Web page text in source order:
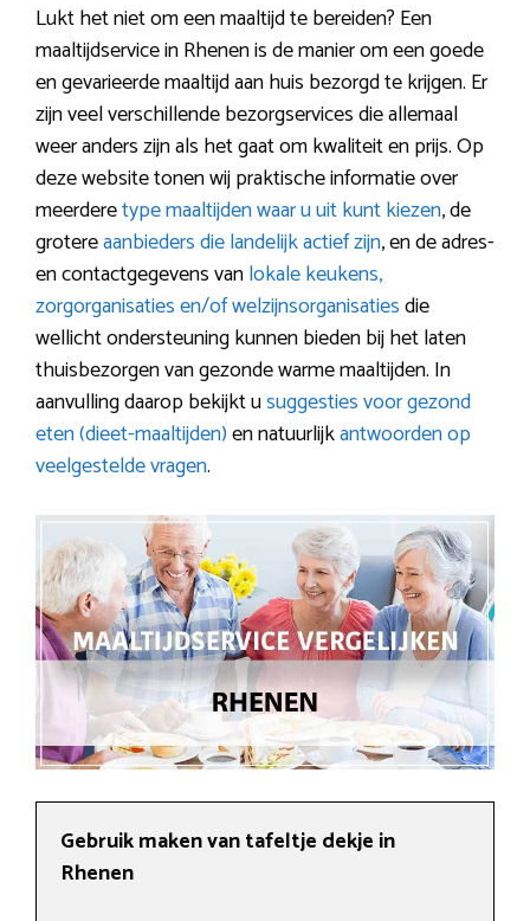
Lukt het niet om een maaltijd te bereiden? Een
maaltijdservice in Rhenen is de manier om een goede
en gevarieerde maaltijd aan huis bezorgd te krijgen. Er
zijn veel verschillende bezorgservices die allemaal
weer anders zijn als het gaat om kwaliteit en prijs. Op
deze website tonen wij praktische informatie over
meerderetype maaltijden waar u uit kunt kiezen, de
grotereaanbieders die landelijk actief zijn, en de adres-
en contactgegevens vanlokale keukens,
zorgorganisaties en/of welzijnsorganisatiesdie
wellicht ondersteuning kunnen bieden bij het laten
thuisbezorgen van gezonde warme maaltijden. In
aanvulling daarop bekijkt usuggesties voor gezond
eten (dieet-maaltijden)en natuurlijkantwoorden op
veelgestelde vragen.
Gebruik maken van tafeltje dekje in
Rhenen